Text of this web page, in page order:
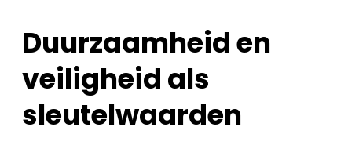
Duurzaamheid en
veiligheid als
sleutelwaarden